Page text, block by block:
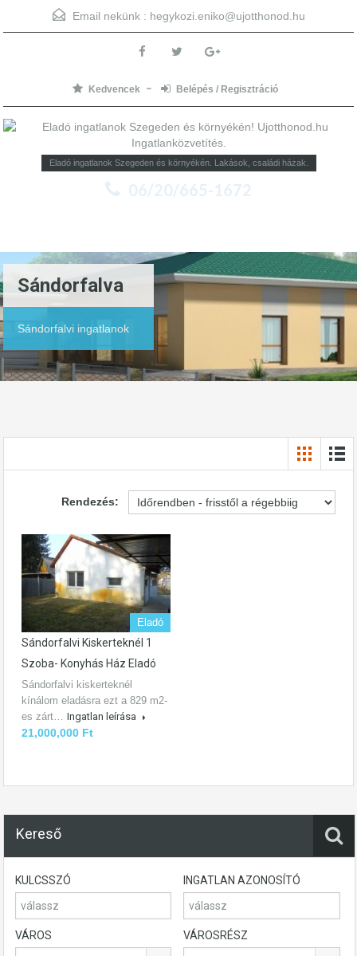
Email nekünk : hegykozi.eniko@ujotthonod.hu
Kedvencek Belépés / Regisztráció
Eladó ingatlanok Szegeden és környékén. Lakások, családi házak.
06/20/665-1672
Sándorfalva
Sándorfalvi ingatlanok
Rendezés:
Eladó
Sándorfalvi Kiskerteknél 1
Szoba- Konyhás Ház Eladó
Sándorfalvi kiskerteknél
kínálom eladásra ezt a 829 m2-
es zárt… Ingatlan leírása
21,000,000 Ft
Kereső
KULCSSZÓ INGATLAN AZONOSÍTÓ
VÁROS VÁROSRÉSZ